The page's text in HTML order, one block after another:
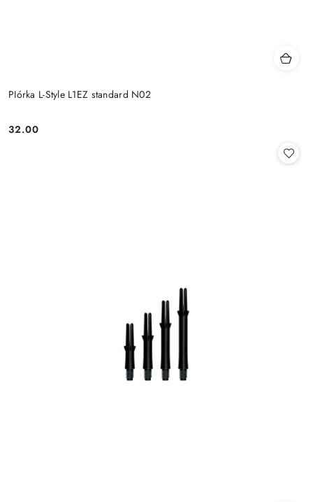
PIórka L-Style L1EZ standard N02
Cena:
32.00